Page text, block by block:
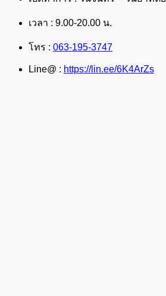
เวลา : 9.00-20.00 น.
โทร : 063-195-3747
Line@ : https://lin.ee/6K4ArZs